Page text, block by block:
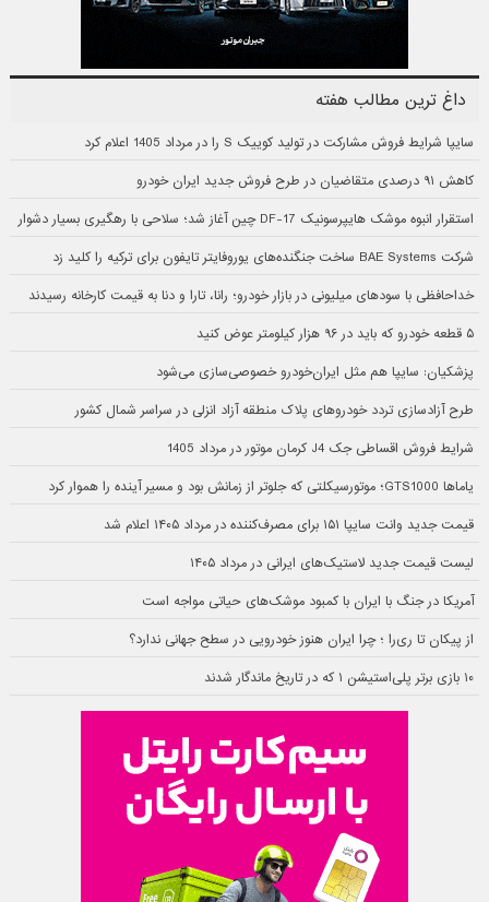
داغ ترین مطالب هفته
سایپا شرایط فروش مشارکت در تولید کوییک S را در مرداد 1405 اعلام کرد
کاهش ۹۱ درصدی متقاضیان در طرح فروش جدید ایران خودرو
استقرار انبوه موشک هایپرسونیک DF-17 چین آغاز شد؛ سلاحی با رهگیری بسیار دشوار
شرکت BAE Systems ساخت جنگنده‌های یوروفایتر تایفون برای ترکیه را کلید زد
خداحافظی با سودهای میلیونی در بازار خودرو؛ رانا، تارا و دنا به قیمت کارخانه رسیدند
۵ قطعه خودرو که باید در ۹۶ هزار کیلومتر عوض کنید
پزشکیان: سایپا هم مثل ایران‌خودرو خصوصی‌سازی می‌شود
طرح آزادسازی تردد خودروهای پلاک منطقه آزاد انزلی در سراسر شمال کشور
شرایط فروش اقساطی جک J4 کرمان موتور در مرداد 1405
یاماها GTS1000؛ موتورسیکلتی که جلوتر از زمانش بود و مسیر آینده را هموار کرد
قیمت جدید وانت سایپا ۱۵۱ برای مصرف‌کننده در مرداد ۱۴۰۵ اعلام شد
لیست قیمت جدید لاستیک‌های ایرانی در مرداد ۱۴۰۵
آمریکا در جنگ با ایران با کمبود موشک‌های حیاتی مواجه است
از پیکان تا ری‌را ؛ چرا ایران هنوز خودرویی در سطح جهانی ندارد؟
۱۰ بازی برتر پلی‌استیشن ۱ که در تاریخ ماندگار شدند